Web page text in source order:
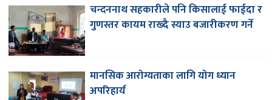
चन्दननाथ सहकारीले पनि किसालाई फाईदा र
गुणस्तर कायम राख्दै स्याउ बजारीकरण गर्ने
मानसिक आरोग्यताका लागि योग ध्यान
अपरिहार्य